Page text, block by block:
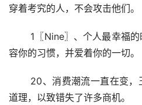
穿着考究的人，不会攻击他们。
容你的习惯，并爱着你的一切。
道理，以致错失了许多商机。